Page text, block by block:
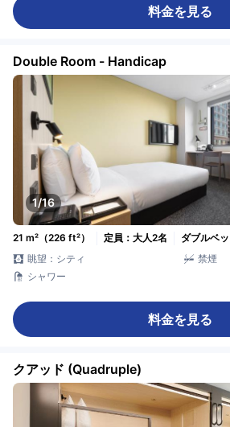
料金を見る
Double Room - Handicap
1/16
21 m²（226 ft²） 定員：大人2名
ダブルベ
眺望：シティ
禁煙
シャワー
料金を見る
クアッド (Quadruple)